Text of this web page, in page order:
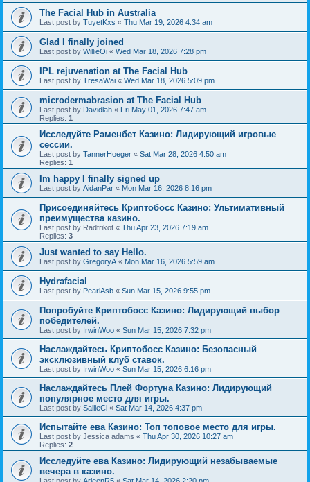
The Facial Hub in Australia
Last post by TuyetKxs « Thu Mar 19, 2026 4:34 am
Glad I finally joined
Last post by WillieOi « Wed Mar 18, 2026 7:28 pm
IPL rejuvenation at The Facial Hub
Last post by TresaWai « Wed Mar 18, 2026 5:09 pm
microdermabrasion at The Facial Hub
Last post by Davidlah « Fri May 01, 2026 7:47 am
Replies: 1
Исследуйте Раменбет Казино: Лидирующий игровые
сессии.
Last post by TannerHoeger « Sat Mar 28, 2026 4:50 am
Replies: 1
Im happy I finally signed up
Last post by AidanPar « Mon Mar 16, 2026 8:16 pm
Присоединяйтесь Криптобосс Казино: Ультимативный
преимущества казино.
Last post by Radtrikot « Thu Apr 23, 2026 7:19 am
Replies: 3
Just wanted to say Hello.
Last post by GregoryA « Mon Mar 16, 2026 5:59 am
Hydrafacial
Last post by PearlAsb « Sun Mar 15, 2026 9:55 pm
Попробуйте Криптобосс Казино: Лидирующий выбор
победителей.
Last post by IrwinWoo « Sun Mar 15, 2026 7:32 pm
Наслаждайтесь Криптобосс Казино: Безопасный
эксклюзивный клуб ставок.
Last post by IrwinWoo « Sun Mar 15, 2026 6:16 pm
Наслаждайтесь Плей Фортуна Казино: Лидирующий
популярное место для игры.
Last post by SallieCl « Sat Mar 14, 2026 4:37 pm
Испытайте ева Казино: Топ топовое место для игры.
Last post by Jessica adams « Thu Apr 30, 2026 10:27 am
Replies: 2
Исследуйте ева Казино: Лидирующий незабываемые
вечера в казино.